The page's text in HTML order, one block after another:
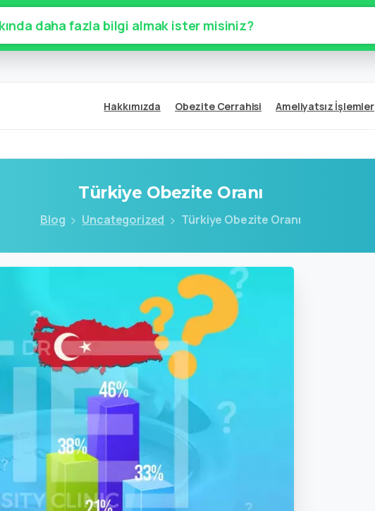
daha fazla bilgi almak ister misiniz?
Hakkımızda Obezite Cerrahisi Ameliyatsız İşlemler
Türkiye Obezite Oranı
Blog Uncategorized Türkiye Obezite Oranı